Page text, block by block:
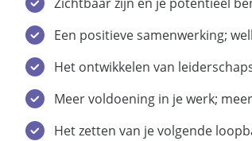
Een positieve samenwerking;
Het ontwikkelen van
Meer voldoening in je werk;
Het zetten van je volgende